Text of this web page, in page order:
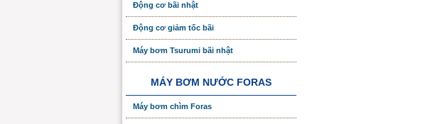
Động cơ bãi nhật
Động cơ giảm tốc bãi
Máy bơm Tsurumi bãi nhật
MÁY BƠM NƯỚC FORAS
Máy bơm chìm Foras